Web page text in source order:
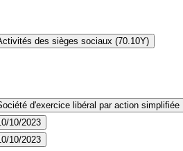
des sièges sociaux (70.10Y)
d'exercice libéral par action simplifiée
10/2023
10/2023